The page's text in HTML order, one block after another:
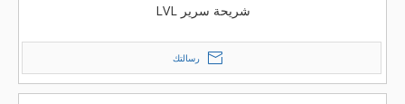
شريحة سرير LVL
رسالتك